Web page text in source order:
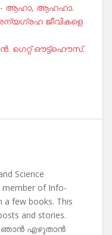
ആഹാ, ആഹഹാ.
ജീവികളെ
ഗെറ്റ് ഔട്ട്ഹൌസ്.
Science
member of Info-
a few books. This
and stories.
ഞാൻ എഴുതാൻ